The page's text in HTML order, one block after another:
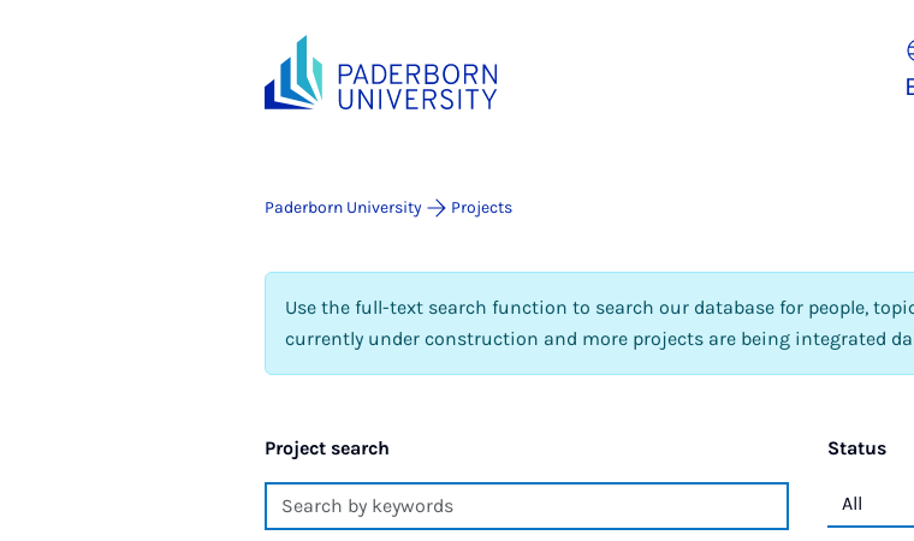
Paderborn University Projects
Use the full-text search function to search our database for people,
currently under construction and more projects are being integrated
Project search Status